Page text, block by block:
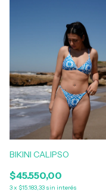
BIKINI CALIPSO
$45.550,00
3x $15.183,33 sin interés